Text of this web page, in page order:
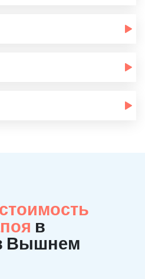
стоимость
в
Вышнем